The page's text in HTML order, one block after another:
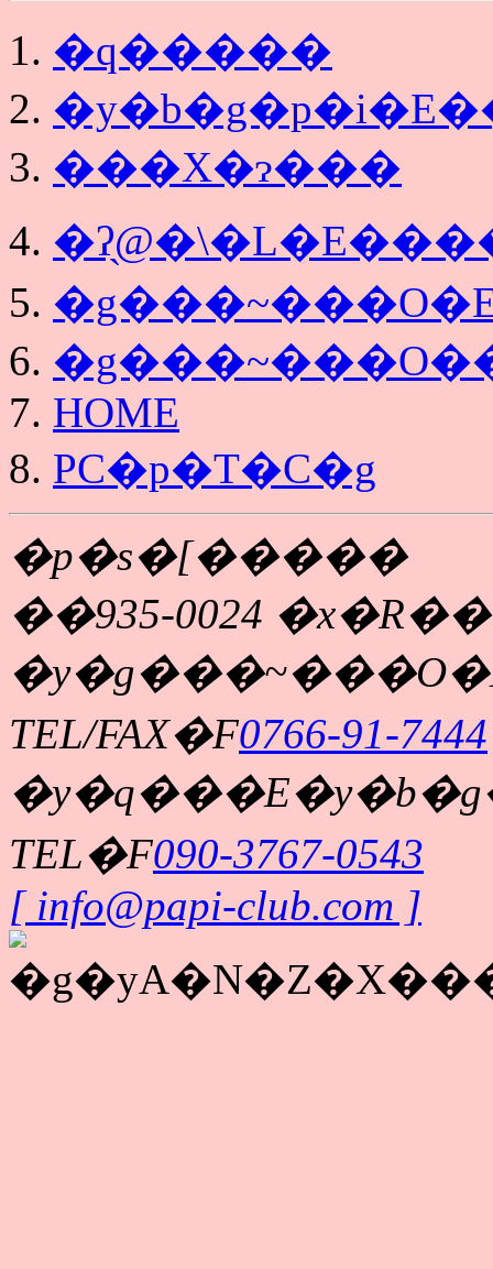
�q�����
���X�ɂ���
HOME
PC�p�T�C�g
�p�s�[�����
��935-0024
TEL/FAX�F0766-91-7444
TEL�F090-3767-0543
[ info@papi-club.com ]